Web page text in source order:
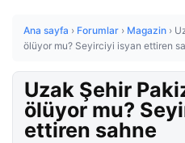
Ana sayfa › Forumlar › Magazin ›
ölüyor mu? Seyirciyi isyan ettiren
Uzak Şehir
ölüyor mu?
ettiren sahne